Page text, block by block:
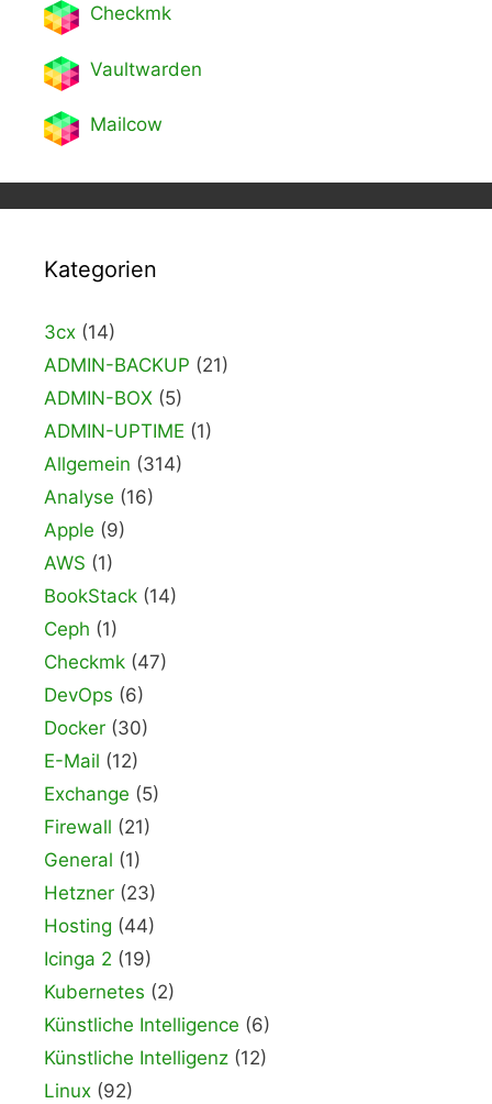
Checkmk
Vaultwarden
Mailcow
Kategorien
3cx (14)
ADMIN-BACKUP (21)
ADMIN-BOX (5)
ADMIN-UPTIME (1)
Allgemein (314)
Analyse (16)
Apple (9)
AWS (1)
BookStack (14)
Ceph (1)
Checkmk (47)
DevOps (6)
Docker (30)
E-Mail (12)
Exchange (5)
Firewall (21)
General (1)
Hetzner (23)
Hosting (44)
Icinga 2 (19)
Kubernetes (2)
Künstliche Intelligence (6)
Künstliche Intelligenz (12)
Linux (92)